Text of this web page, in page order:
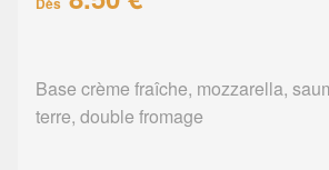
Base crème fraîche, mozzarella,
terre, double fromage